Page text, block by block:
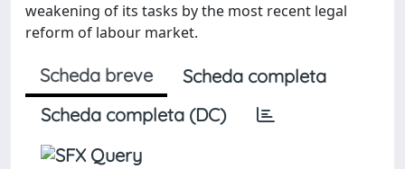
weakening of its tasks by the most recent legal
reform of labour market.
Scheda breve
Scheda completa
Scheda completa (DC)